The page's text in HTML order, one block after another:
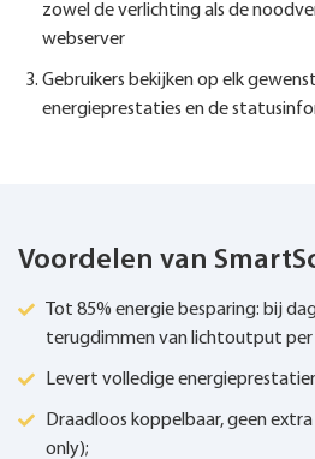
zowel de verlichting als de
webserver
Gebruikers bekijken op elk
energieprestaties en de
Voordelen van
Tot 85% energie besparing: bij
terugdimmen van lichtoutput per
Levert volledige
Draadloos koppelbaar, geen
only);